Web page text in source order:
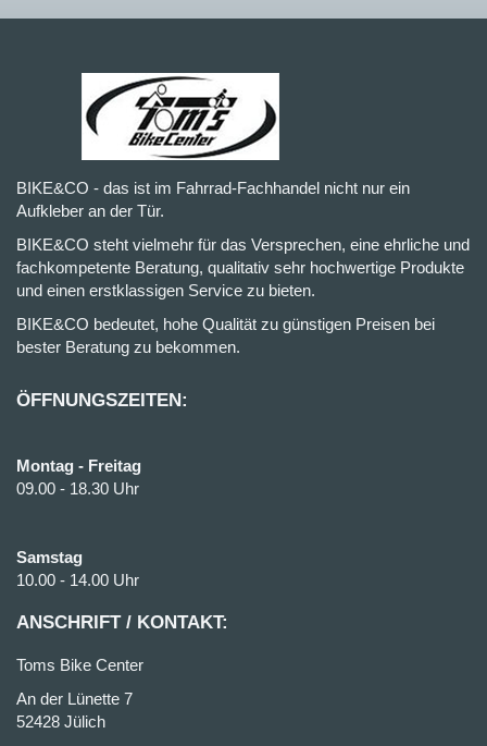
BIKE&CO - das ist im Fahrrad-Fachhandel nicht nur ein
Aufkleber an der Tür.
BIKE&CO steht vielmehr für das Versprechen, eine ehrliche und
fachkompetente Beratung, qualitativ sehr hochwertige Produkte
und einen erstklassigen Service zu bieten.
BIKE&CO bedeutet, hohe Qualität zu günstigen Preisen bei
bester Beratung zu bekommen.
ÖFFNUNGSZEITEN:
Montag - Freitag
09.00 - 18.30 Uhr
Samstag
10.00 - 14.00 Uhr
ANSCHRIFT / KONTAKT:
Toms Bike Center
An der Lünette 7
52428 Jülich